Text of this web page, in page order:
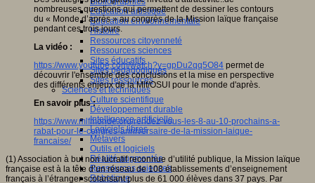
Education artistique
Education environnementale
Histoire
Ressources citoyenneté
Ressources sciences
Sites éducatifs
Sites pédagogiques
Sites ressources
Sciences et techniques
Culture scientifique
Développement durable
Intelligence artificielle
Logiciels libres
Métavers
Outils et logiciels
Réalité augmentée
Ressources sciences
Robotique
nombreuses questions qui permettent de dessiner les contours
du « Monde d’après » au congrès de la Mission laïque française
pendant ces trois jours.
La vidéo :
https://www.youtube.com/watch?v=gpDu2qq5O84 permet de
découvrir l'ensemble des conclusions et la mise en perspective
des différents enjeux de la Mlf/OSUI pour le monde d'après.
En savoir plus :
https://www.mlfmonde.org/rendez-vous-les-8-au-10-prochains-a-
rabat-pour-le-congres-anniversaire-de-la-mission-laique-
francaise/
(1) Association à but non lucratif reconnue d’utilité publique, la Mission laïque
française est à la tête d’un réseau de 108 établissements d’enseignement
français à l’étranger scolarisant plus de 61 000 élèves dans 37 pays. Par